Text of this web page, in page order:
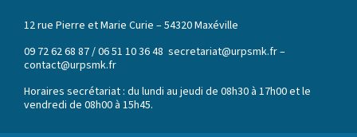
12 rue Pierre et Marie Curie – 54320 Maxéville
09 72 62 68 87 / 06 51 10 36 48 secretariat@urpsmk.fr –
contact@urpsmk.fr
Horaires secrétariat : du lundi au jeudi de 08h30 à 17h00 et le
vendredi de 08h00 à 15h45.